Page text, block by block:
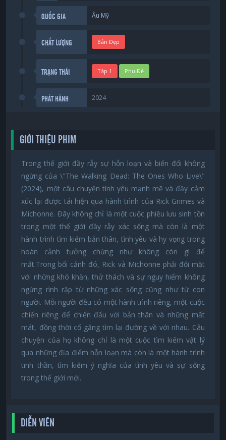
QUỐC GIA Âu Mỹ
CHẤT LƯỢNG Bản Đẹp
TRẠNG THÁI Tập 1 Phụ Đề
PHÁT HÀNH 2024
GIỚI THIỆU PHIM
Trong thế giới đầy rẫy sự hỗn loạn và biến đổi không
ngừng của \"The Walking Dead: The Ones Who Live\"
(2024), một câu chuyện tình yêu mạnh mẽ và đầy cảm
xúc lại được tái hiện qua hành trình của Rick Grimes và
Michonne. Đây không chỉ là một cuộc phiêu lưu sinh tồn
trong một thế giới đầy rẫy xác sống mà còn là một
hành trình tìm kiếm bản thân, tình yêu và hy vọng trong
hoàn cảnh tưởng chừng như không còn gì để
mất.Trong bối cảnh đó, Rick và Michonne phải đối mặt
với những khó khăn, thử thách và sự nguy hiểm không
ngừng rình rập từ những xác sống cũng như từ con
người. Mỗi người đều có một hành trình riêng, một cuộc
chiến riêng để chiến đấu với bản thân và những mất
mát, đồng thời cố gắng tìm lại đường về với nhau. Câu
chuyện của họ không chỉ là một cuộc tìm kiếm vật lý
qua những địa điểm hỗn loạn mà còn là một hành trình
tinh thần, tìm kiếm ý nghĩa của tình yêu và sự sống
trong thế giới mới.
DIỄN VIÊN